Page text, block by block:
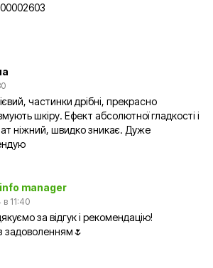
частинки дрібні, прекрасно
шкіру. Ефект абсолютної гладкості і
ніжний, швидко зникає. Дуже
info manager
11:40
за відгук і рекомендацію!
задоволенням🌷